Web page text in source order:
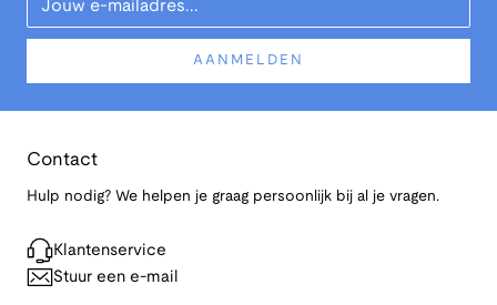
AANMELDEN
Contact
Hulp nodig? We helpen je graag persoonlijk bij al je vragen.
Klantenservice
Stuur een e-mail